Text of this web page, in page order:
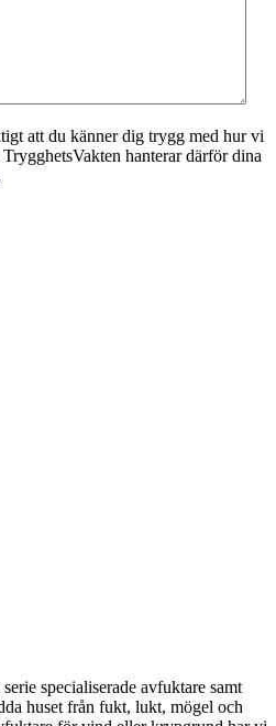
att du känner dig trygg med hur vi
hanterar därför dina
specialiserade avfuktare samt
huset från fukt, lukt, mögel och